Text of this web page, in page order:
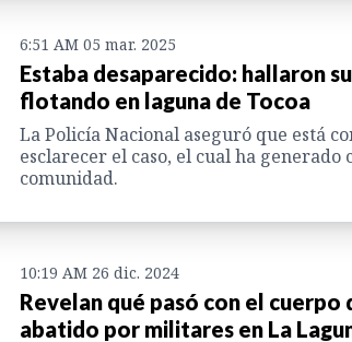
6:51 AM 05 mar. 2025
Estaba desaparecido: hallaron
flotando en laguna de Tocoa
La Policía Nacional aseguró que está
esclarecer el caso, el cual ha generado
comunidad.
10:19 AM 26 dic. 2024
Revelan qué pasó con el
abatido por militares en La